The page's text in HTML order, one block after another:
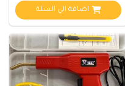
اضافة الي السلة